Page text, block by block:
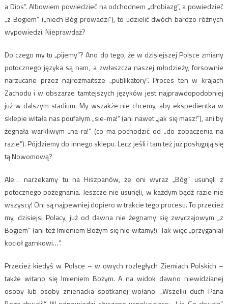
a Dios”. Albowiem powiedzieć na odchodnem „drobiazg”, a powiedzieć
„z Bogiem” („niech Bóg prowadzi”), to udzielić dwóch bardzo różnych
wypowiedzi. Nieprawdaż?
Do czego my tu „pijemy”? Ano do tego, że w dzisiejszej Polsce zmiany
potocznego języka są nam, a zwłaszcza naszej młodzieży, forsownie
narzucane przez najrozmaitsze „publikatory”. Proces ten w krajach
Zachodu i w obszarze tamtejszych języków jest najprawdopodobniej
już w dalszym stadium. My wszakże nie chcemy, aby ekspedientka w
sklepie witała nas poufałym „sie-ma!” (ani nawet „jak się masz!”), ani by
żegnała warkliwym „na-ra!” (co ma pochodzić od „do zobaczenia na
razie”). Pójdziemy do innego sklepu. Lecz jeśli i tam też już posługują się
tą Nowomową?
Ale… narzekamy tu na Hiszpanów, że oni wyraz „Bóg” usunęli z
potocznego pożegnania. Jeszcze nie usunęli, w każdym bądź razie nie
wszyscy! Oni są najpewniej dopiero w trakcie tego procesu. To przecież
my, dzisiejsi Polacy, już od dawna nie żegnamy się zwyczajowym „z
Bogiem” (ani też Imieniem Bożym się nie witamy!). Tak więc „przyganiał
kocioł garnkowi…”.
Przecież kiedyś w Polsce – w owych rozległych Ziemiach Polskich –
także witano się Imieniem Bożym. A na widok dawno niewidzianej
osoby lub osoby znienacka spotkanej wołano: „Wszelki duch Pana